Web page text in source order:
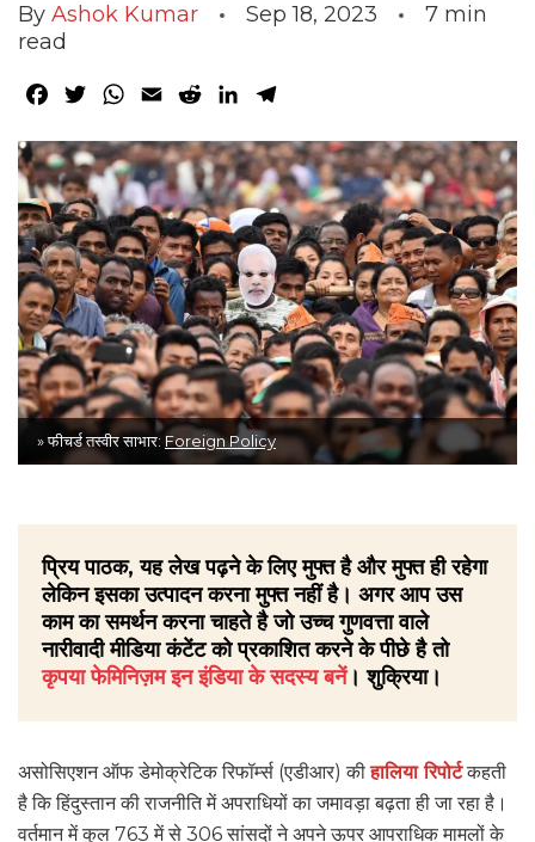
By Ashok Kumar Sep 18, 2023 7 min
read
Facebook
TwitterWhatsApp
Email RedditLinkedIn
» फीचर्ड तस्वीर साभार: Foreign Policy
प्रिय पाठक, यह लेख पढ़ने के लिए मुफ्त है और मुफ्त ही रहेगा
लेकिन इसका उत्पादन करना मुफ्त नहीं है। अगर आप उस
काम का समर्थन करना चाहते है जो उच्च गुणवत्ता वाले
नारीवादी मीडिया कंटेंट को प्रकाशित करने के पीछे है तो
कृपया फेमिनिज़म इन इंडिया के सदस्य बनें। शुक्रिया।
असोसिएशन ऑफ डेमोक्रेटिक रिफॉर्म्स (एडीआर) कीहालिया रिपोर्टकहती
है कि हिंदुस्तान की राजनीति में अपराधियों का जमावड़ा बढ़ता ही जा रहा है।
वर्तमान में कुल 763 में से 306 सांसदों ने अपने ऊपर आपराधिक मामलों के